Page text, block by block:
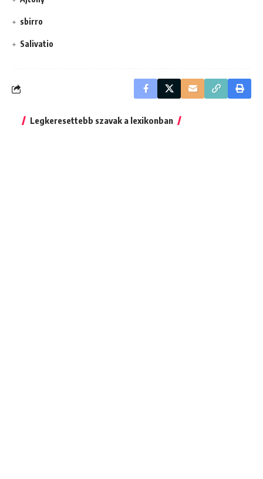
sbirro
Salivatio
Legkeresettebb szavak a lexikonban